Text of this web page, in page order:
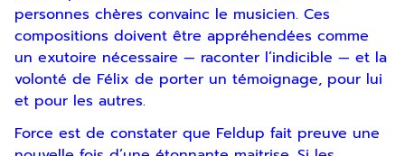
personnes chères convainc le musicien. Ces
compositions doivent être appréhendées comme
un exutoire nécessaire — raconter l’indicible — et la
volonté de Félix de porter un témoignage, pour lui
et pour les autres.
Force est de constater que Feldup fait preuve une